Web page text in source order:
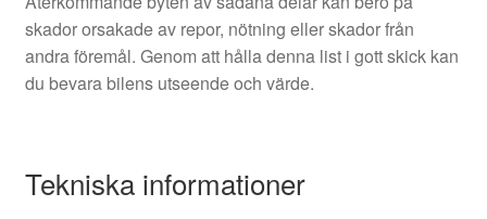
skador orsakade av repor, nötning eller skador från
andra föremål. Genom att hålla denna list i gott skick kan
du bevara bilens utseende och värde.
Tekniska informationer